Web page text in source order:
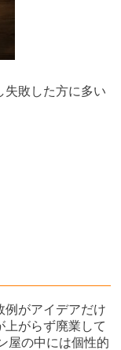
失敗した方に多い
例がアイデアだけ
上がらず廃業して
屋の中には個性的